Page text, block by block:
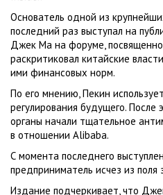
Основатель одной из
последний раз выступал на
Джек Ма на форуме,
раскритиковал китайские
ими финансовых норм.
По его мнению, Пекин
регулирования будущего. После
органы начали тщательное
в отношении Alibaba.
С момента последнего
предприниматель исчез из поля
Издание подчеркивает, что